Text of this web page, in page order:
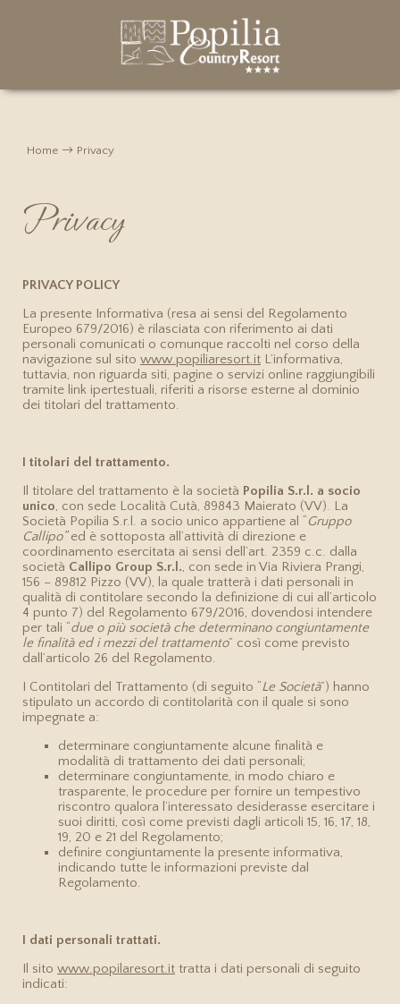
Casale Family
Casale Rappresentanza
MICE
Meeting & Congressi
Richiedi Informazioni
Esperienze
Gli amici animali
Wedding & Eventi
Gallery
Pacchetti SPA
Offerte
Home Privacy
Privacy
PRIVACY POLICY
La presente Informativa (resa ai sensi del Regolamento
Europeo 679/2016) è rilasciata con riferimento ai dati
personali comunicati o comunque raccolti nel corso della
navigazione sul sito www.popiliaresort.it L’informativa,
tuttavia, non riguarda siti, pagine o servizi online raggiungibili
tramite link ipertestuali, riferiti a risorse esterne al dominio
dei titolari del trattamento.
I titolari del trattamento.
Il titolare del trattamento è la società Popilia S.r.l. a socio
unico, con sede Località Cutà, 89843 Maierato (VV). La
Società Popilia S.r.l. a socio unico appartiene al “Gruppo
Callipo”ed è sottoposta all’attività di direzione e
coordinamento esercitata ai sensi dell’art. 2359 c.c. dalla
società Callipo Group S.r.l., con sede in Via Riviera Prangi,
156 – 89812 Pizzo (VV), la quale tratterà i dati personali in
qualità di contitolare secondo la definizione di cui all’articolo
4 punto 7) del Regolamento 679/2016, dovendosi intendere
per tali “due o più società che determinano congiuntamente
le finalità ed i mezzi del trattamento” così come previsto
dall’articolo 26 del Regolamento.
I Contitolari del Trattamento (di seguito “Le Società”) hanno
stipulato un accordo di contitolarità con il quale si sono
impegnate a:
determinare congiuntamente alcune finalità e
modalità di trattamento dei dati personali;
determinare congiuntamente, in modo chiaro e
trasparente, le procedure per fornire un tempestivo
riscontro qualora l’interessato desiderasse esercitare i
suoi diritti, così come previsti dagli articoli 15, 16, 17, 18,
19, 20 e 21 del Regolamento;
definire congiuntamente la presente informativa,
indicando tutte le informazioni previste dal
Regolamento.
I dati personali trattati.
Il sito www.popilaresort.it tratta i dati personali di seguito
indicati: